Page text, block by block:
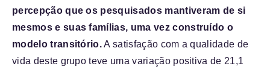
percepção que os pesquisados mantiveram de si
mesmos e suas famílias, uma vez construído o
modelo transitório.A satisfação com a qualidade de
vida deste grupo teve uma variação positiva de 21,1